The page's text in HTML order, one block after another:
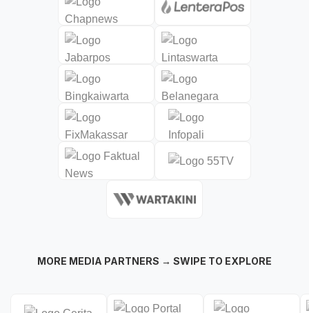
MORE MEDIA PARTNERS → SWIPE TO EXPLORE